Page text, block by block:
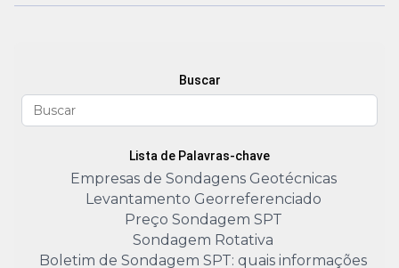
Buscar
Lista de Palavras-chave
Empresas de Sondagens Geotécnicas
Levantamento Georreferenciado
Preço Sondagem SPT
Sondagem Rotativa
Boletim de Sondagem SPT: quais informações